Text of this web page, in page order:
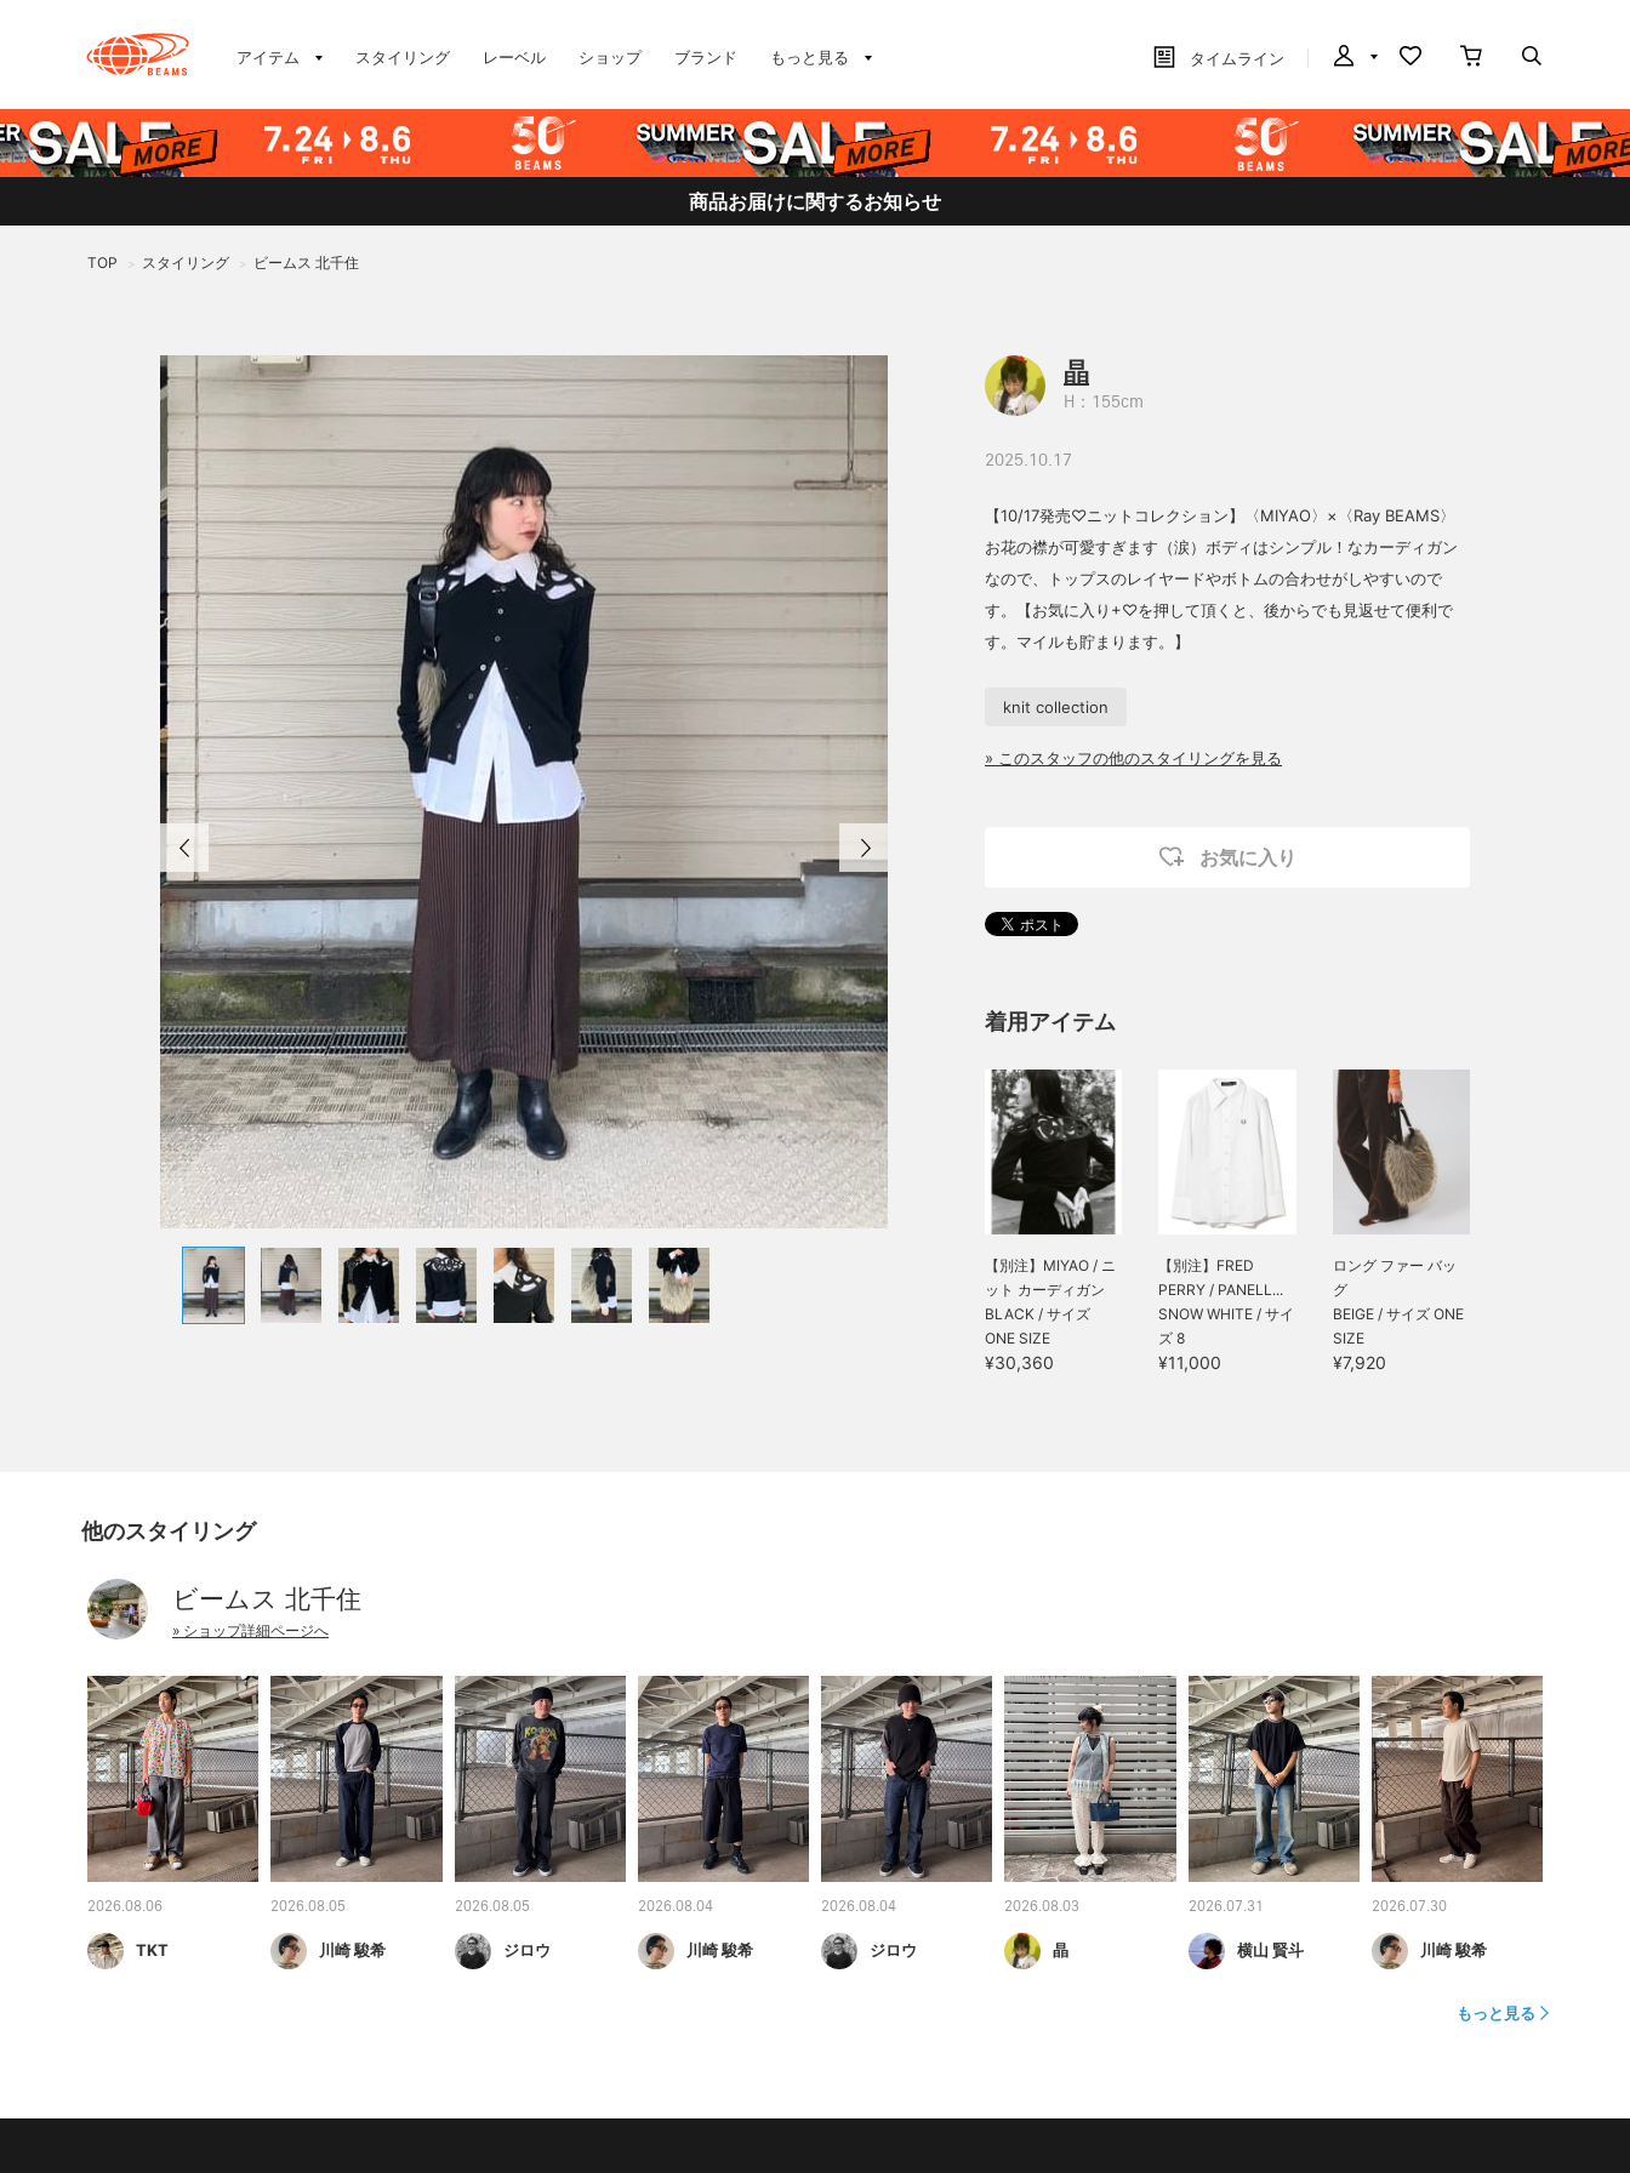
アイテム スタイリング レーベル ショップ ブランド もっと見る タイムライン
商品お届けに関するお知らせ
TOP > スタイリング > ビームス 北千住
晶
H：155cm
2025.10.17
【10/17発売♡ニットコレクション】〈MIYAO〉×〈Ray BEAMS〉
お花の襟が可愛すぎます（涙）ボディはシンプル！なカーディガン
なので、トップスのレイヤードやボトムの合わせがしやすいので
す。【お気に入り+♡を押して頂くと、後からでも見返せて便利で
す。マイルも貯まります。】
knit collection
» このスタッフの他のスタイリングを見る
お気に入り
着用アイテム
【別注】MIYAO / ニ
ット カーディガン
BLACK / サイズ
ONE SIZE
¥30,360
【別注】FRED
PERRY / PANELL...
SNOW WHITE / サイ
ズ 8
¥11,000
ロング ファー バッ
グ
BEIGE / サイズ ONE
SIZE
¥7,920
他のスタイリング
ビームス 北千住
» ショップ詳細ページへ
2026.08.06
TKT
2026.08.05
川崎 駿希
2026.08.05
ジロウ
2026.08.04
川崎 駿希
2026.08.04
ジロウ
2026.08.03
晶
2026.07.31
横山 賢斗
2026.07.30
川崎 駿希
もっと見る